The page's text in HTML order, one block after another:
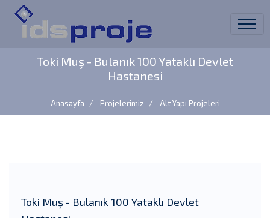
Toki Muş - Bulanık 100 Yataklı Devlet
Hastanesi
Anasayfa Projelerimiz Alt Yapı Projeleri
Toki Muş - Bulanık 100 Yataklı Devlet